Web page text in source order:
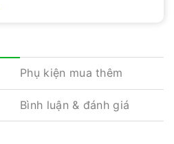
Phụ kiện mua thêm
Bình luận & đánh giá